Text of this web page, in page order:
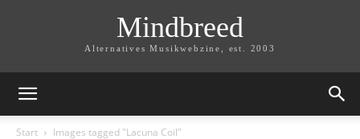
Mindbreed
Alternatives Musikwebzine, est. 2003
Start Images tagged "Lacuna Coil"